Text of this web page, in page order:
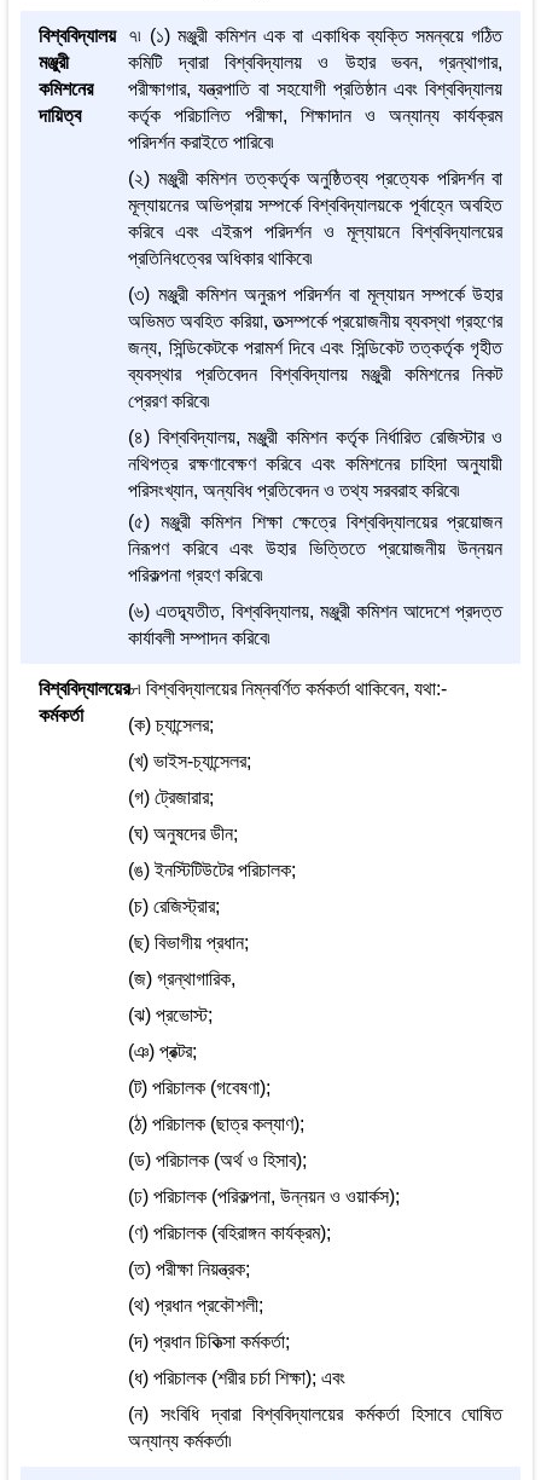
বিশ্ববিদ্যালয়
মঞ্জুরী
কমিশনের
দায়িত্ব
৭৷ (১) মঞ্জুরী কমিশন এক বা একাধিক ব্যক্তি সমন্বয়ে গঠিত
কমিটি দ্বারা বিশ্ববিদ্যালয় ও উহার ভবন, গ্রন্থাগার,
পরীক্ষাগার, যন্ত্রপাতি বা সহযোগী প্রতিষ্ঠান এবং বিশ্ববিদ্যালয়
কর্তৃক পরিচালিত পরীক্ষা, শিক্ষাদান ও অন্যান্য কার্যক্রম
পরিদর্শন করাইতে পারিবে৷
(২) মঞ্জুরী কমিশন তত্কর্তৃক অনুষ্ঠিতব্য প্রত্যেক পরিদর্শন বা
মূল্যায়নের অভিপ্রায় সম্পর্কে বিশ্ববিদ্যালয়কে পূর্বাহ্নে অবহিত
করিবে এবং এইরূপ পরিদর্শন ও মূল্যায়নে বিশ্ববিদ্যালয়ের
প্রতিনিধত্বের অধিকার থাকিবে৷
(৩) মঞ্জুরী কমিশন অনুরূপ পরিদর্শন বা মূল্যায়ন সম্পর্কে উহার
অভিমত অবহিত করিয়া, তত্সম্পর্কে প্রয়োজনীয় ব্যবস্থা গ্রহণের
জন্য, সিন্ডিকেটকে পরামর্শ দিবে এবং সিন্ডিকেট তত্কর্তৃক গৃহীত
ব্যবস্থার প্রতিবেদন বিশ্ববিদ্যালয় মঞ্জুরী কমিশনের নিকট
প্রেরণ করিবে৷
(৪) বিশ্ববিদ্যালয়, মঞ্জুরী কমিশন কর্তৃক নির্ধারিত রেজিস্টার ও
নথিপত্র রক্ষণাবেক্ষণ করিবে এবং কমিশনের চাহিদা অনুযায়ী
পরিসংখ্যান, অন্যবিধ প্রতিবেদন ও তথ্য সরবরাহ করিবে৷
(৫) মঞ্জুরী কমিশন শিক্ষা ক্ষেত্রে বিশ্ববিদ্যালয়ের প্রয়োজন
নিরূপণ করিবে এবং উহার ভিত্তিতে প্রয়োজনীয় উন্নয়ন
পরিকল্পনা গ্রহণ করিবে৷
(৬) এতদ্ব্যতীত, বিশ্ববিদ্যালয়, মঞ্জুরী কমিশন আদেশে প্রদত্ত
কার্যাবলী সম্পাদন করিবে৷
বিশ্ববিদ্যালয়ের
কর্মকর্তা
৮৷ বিশ্ববিদ্যালয়ের নিম্নবর্ণিত কর্মকর্তা থাকিবেন, যথা:-
(ক) চ্যান্সেলর;
(খ) ভাইস-চ্যান্সেলর;
(গ) ট্রেজারার;
(ঘ) অনুষদের ডীন;
(ঙ) ইনস্টিটিউটের পরিচালক;
(চ) রেজিস্ট্রার;
(ছ) বিভাগীয় প্রধান;
(জ) গ্রন্থাগারিক,
(ঝ) প্রভোস্ট;
(ঞ) প্রক্টর;
(ট) পরিচালক (গবেষণা);
(ঠ) পরিচালক (ছাত্র কল্যাণ);
(ড) পরিচালক (অর্থ ও হিসাব);
(ঢ) পরিচালক (পরিকল্পনা, উন্নয়ন ও ওয়ার্কস);
(ণ) পরিচালক (বহিরাঙ্গন কার্যক্রম);
(ত) পরীক্ষা নিয়ন্ত্রক;
(থ) প্রধান প্রকৌশলী;
(দ) প্রধান চিকিত্সা কর্মকর্তা;
(ধ) পরিচালক (শরীর চর্চা শিক্ষা); এবং
(ন) সংবিধি দ্বারা বিশ্ববিদ্যালয়ের কর্মকর্তা হিসাবে ঘোষিত
অন্যান্য কর্মকর্তা৷